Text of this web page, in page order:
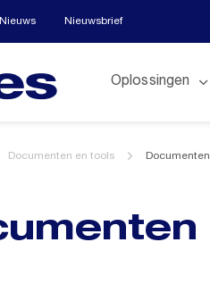
Nieuws Nieuwsbrief
Oplossingen
Documenten en tools Documenten